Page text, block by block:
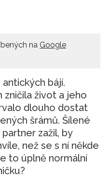
na Google
bájí.
zničila život a jeho
dlouho dostat
šrámů. Šílené
zažil, by
než se s ní někde
to úplně normální